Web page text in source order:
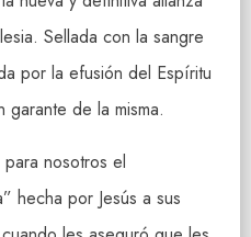
Sellada con la sangre
por la efusión del Espíritu
garante de la misma.
nosotros el
hecha por Jesús a sus